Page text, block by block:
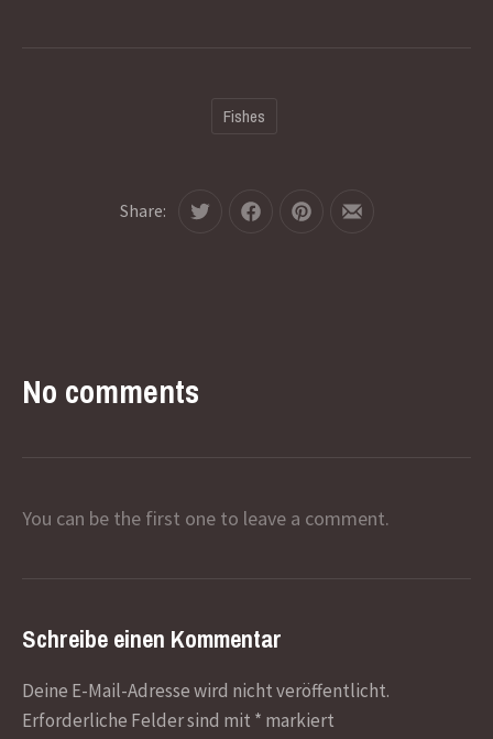
Fishes
Share: Tweet
Share
Share
Share
No comments
You can be the first one to leave a comment.
Schreibe einen Kommentar
Deine E-Mail-Adresse wird nicht veröffentlicht.
Erforderliche Felder sind mit * markiert